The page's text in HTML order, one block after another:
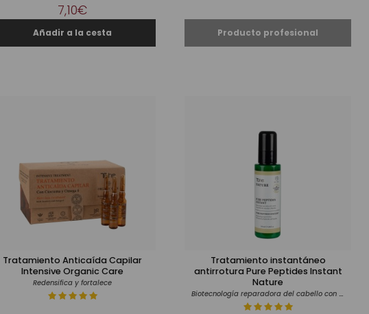
7,10€
Tratamiento Anticaída Capilar
Intensive Organic Care
Redensifica y fortalece
Tratamiento instantáneo
antirrotura Pure Peptides Instant
Nature
Biotecnología reparadora del cabello con péptidos